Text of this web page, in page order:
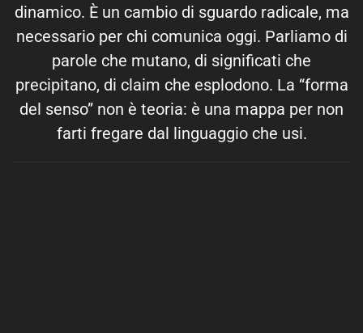
dinamico. È un cambio di sguardo radicale, ma
necessario per chi comunica oggi. Parliamo di
parole che mutano, di significati che
precipitano, di claim che esplodono. La “forma
del senso” non è teoria: è una mappa per non
farti fregare dal linguaggio che usi.